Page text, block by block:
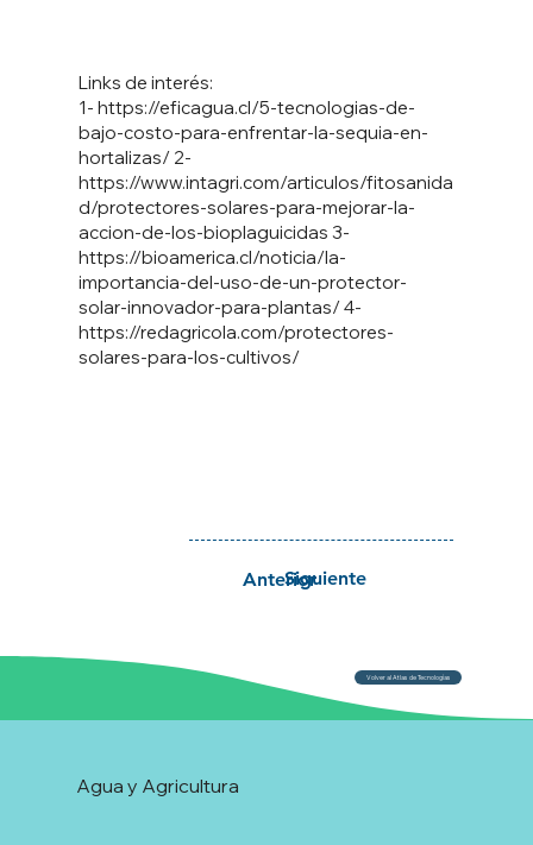
1-https://eficagua.cl/5-tecnologias-de-
bajo-costo-para-enfrentar-la-sequia-en-
hortalizas/ 2-
https://www.intagri.com/articulos/fitosanida
d/protectores-solares-para-mejorar-la-
accion-de-los-bioplaguicidas 3-
https://bioamerica.cl/noticia/la-
importancia-del-uso-de-un-protector-
solar-innovador-para-plantas/4-
https://redagricola.com/protectores-
solares-para-los-cultivos/
Links de interés:
Siguiente
Anterior
Volver al Atlas de Tecnologías
Agua y Agricultura